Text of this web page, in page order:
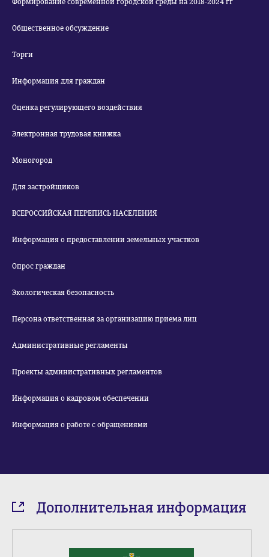
Формирование современной городской среды на 2018-2024 гг
Общественное обсуждение
Торги
Информация для граждан
Оценка регулирующего воздействия
Электронная трудовая книжка
Моногород
Для застройщиков
ВСЕРОССИЙСКАЯ ПЕРЕПИСЬ НАСЕЛЕНИЯ
Информация о предоставлении земельных участков
Опрос граждан
Экологическая безопасность
Персона ответственная за организацию приема лиц
Административные регламенты
Проекты административных регламентов
Информация о кадровом обеспечении
Информация о работе с обращениями
Дополнительная информация